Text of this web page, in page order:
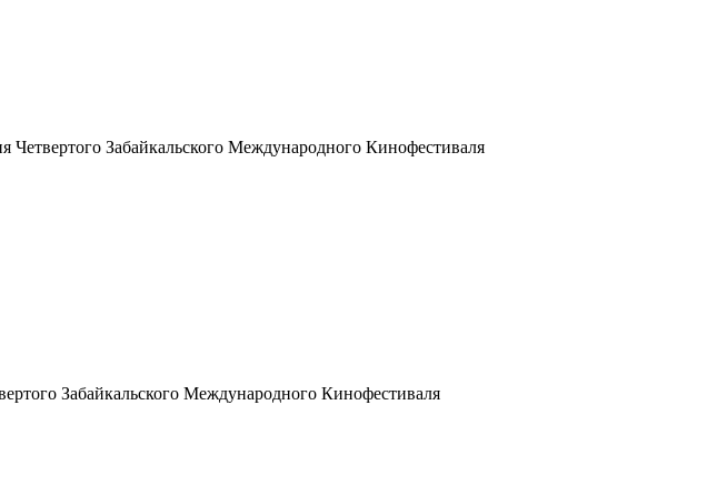
Четвертого Забайкальского Международного Кинофестиваля
Забайкальского Международного Кинофестиваля